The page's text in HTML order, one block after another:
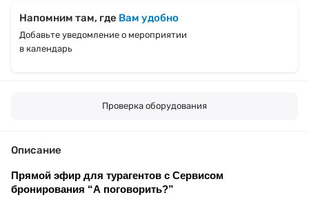
Напомним там, где Вам удобно
Добавьте уведомление о мероприятии
в календарь
Проверка оборудования
Описание
Прямой эфир для турагентов с Сервисом
бронирования “А поговорить?”